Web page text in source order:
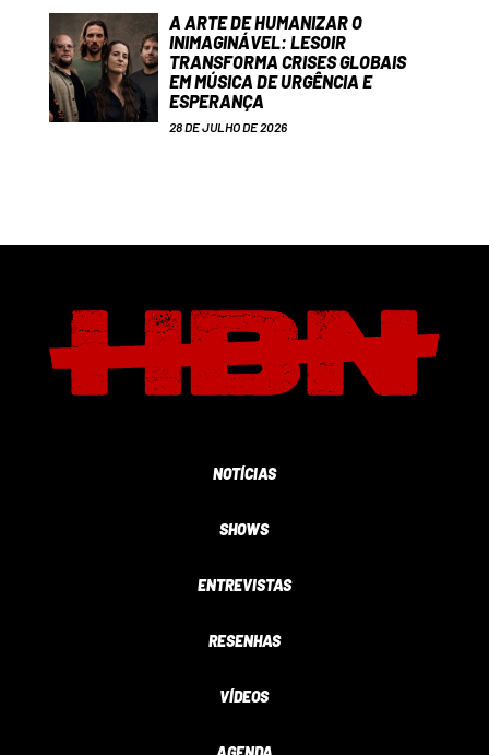
A ARTE DE HUMANIZAR O
INIMAGINÁVEL: LESOIR
TRANSFORMA CRISES GLOBAIS
EM MÚSICA DE URGÊNCIA E
ESPERANÇA
28 DE JULHO DE 2026
NOTÍCIAS
SHOWS
ENTREVISTAS
RESENHAS
VÍDEOS